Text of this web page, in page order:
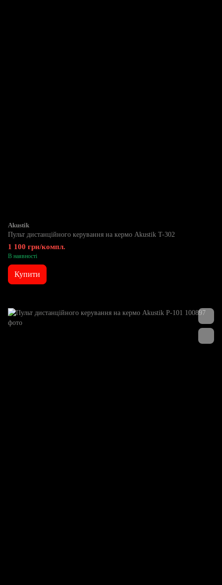
Akustik
Пульт дистанційного керування на кермо Akustik T-302
1 100 грн/компл.
В наявності
Купити